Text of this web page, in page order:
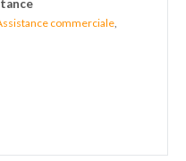
commerciale